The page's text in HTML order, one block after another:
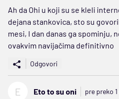
Ah da Ohi u koji su se kleli
dejana stankovica, sto su
mesi, I dan danas ga spominju,
ovakvim navijačima definitivno
Odgovori
E Eto to su oni pre preko